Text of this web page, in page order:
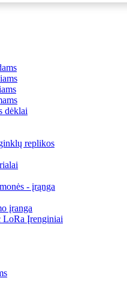
dėklai
replikos
- įrąnga
įranga
LoRa Įrenginiai